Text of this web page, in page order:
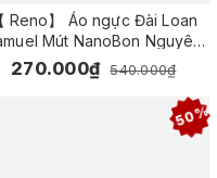
【 Reno】 Áo ngực Đài Loan
Mút NanoBon Nguyên
Siêu Nâng ( Màu Hồng )
270.000₫ 540.000₫
50%